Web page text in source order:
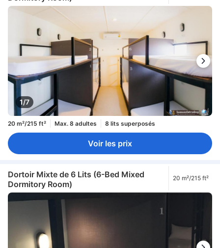
1/7
20 m²/215 ft² Max. 8 adultes 8 lits superposés
Voir les prix
Dortoir Mixte de 6 Lits (6-Bed Mixed
Dormitory Room)
20 m²/215 ft²